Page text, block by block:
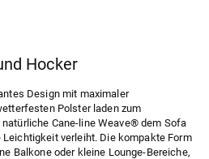
Hocker
Design mit maximaler
Polster laden zum
Cane-line Weave® dem Sofa
verleiht. Die kompakte Form
Balkone oder kleine Lounge-Bereiche,